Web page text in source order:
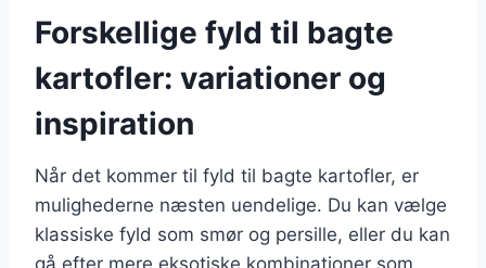
Forskellige fyld til bagte
kartofler: variationer og
inspiration
Når det kommer til fyld til bagte kartofler, er
mulighederne næsten uendelige. Du kan vælge
klassiske fyld som smør og persille, eller du kan
gå efter mere eksotiske kombinationer som